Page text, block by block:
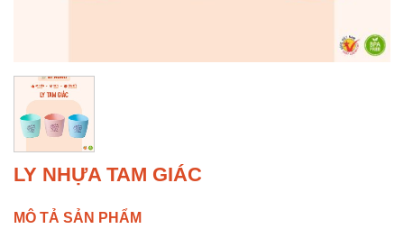
LY NHỰA TAM GIÁC
MÔ TẢ SẢN PHẨM